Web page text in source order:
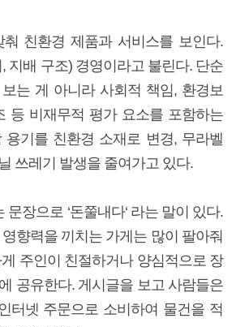
친환경 제품과 서비스를 보인다.
지배 구조) 경영이라고 불린다. 단순
는 게 아니라 사회적 책임, 환경보
등 비재무적 평가 요소를 포함하는
용기를 친환경 소재로 변경, 무라벨
쓰레기 발생을 줄여가고 있다.
장으로 ‘돈쭐내다‘ 라는 말이 있다.
향력을 끼치는 가게는 많이 팔아줘
주인이 친절하거나 양심적으로 장
공유한다. 게시글을 보고 사람들은
터넷 주문으로 소비하여 물건을 적